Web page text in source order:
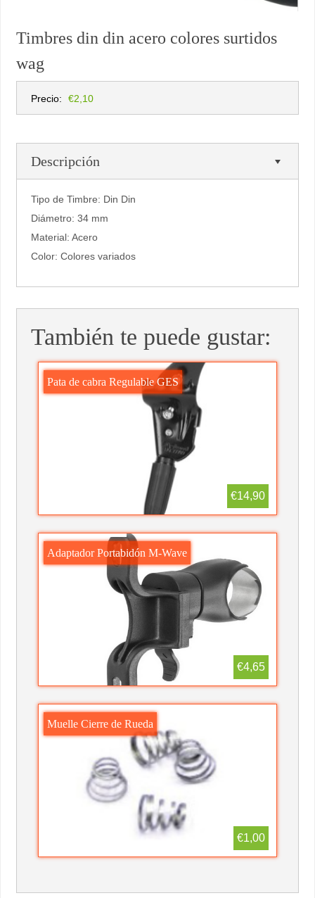
Timbres din din acero colores surtidos
wag
Precio: €2,10
Descripción
Tipo de Timbre: Din Din
Diámetro: 34 mm
Material: Acero
Color: Colores variados
También te puede gustar:
Pata de cabra Regulable GES
€14,90
Adaptador Portabidón M-Wave
€4,65
Muelle Cierre de Rueda
€1,00